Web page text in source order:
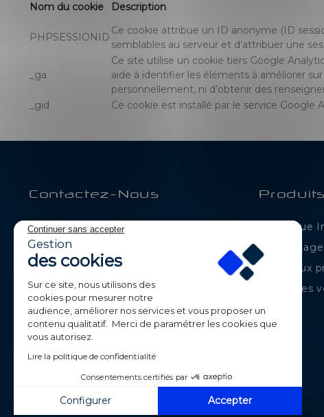
Nom du cookie Description
PHPSESSIONID
Ce cookie attribue un ID anonyme (ID
semblables au serveur et d’attribuer une
_ga
Ce site utilise un cookie tiers Google
aide à identifier les éléments à améliorer
personnellement, ni d’obtenir des
_gid Ce cookie est installé par le service
Contactez-Nous
BE-LED
Parc de Calvi
105 route de Chavanne
74330 POISY
France
+33 (0)4 50 09 42 87
contact@beledpro.com
Produits
Catalogue
Déstockage
Nouveaux
Meilleures
Continuer sans accepter
Gestion
des cookies
Sur ce site, nous utilisons des
cookies pour mesurer notre
audience, améliorer nos services et vous proposer un
contenu qualitatif. Merci de paramétrer les cookies que
vous autorisez.
Lire la politique de confidentialité
Consentements certifiés par
Configurer Accepter